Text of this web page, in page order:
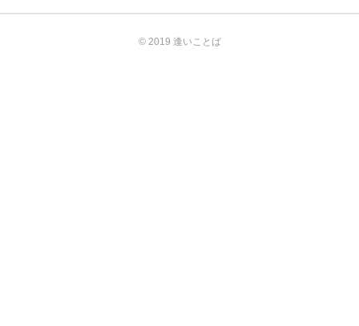
© 2019 逢いことば